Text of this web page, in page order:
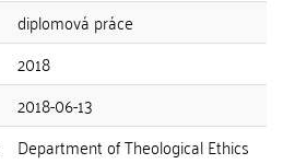
diplomová práce
2018
2018-06-13
Department of Theological Ethics